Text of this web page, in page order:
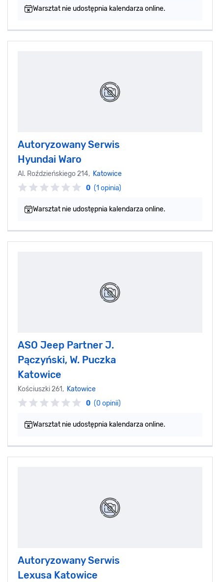
Warsztat nie udostępnia kalendarza online.
Autoryzowany Serwis
Hyundai Waro
Al. Roździeńskiego 214, Katowice
0 (1 opinia)
Warsztat nie udostępnia kalendarza online.
ASO Jeep Partner J.
Pączyński, W. Puczka
Katowice
Kościuszki 261, Katowice
0 (0 opinii)
Warsztat nie udostępnia kalendarza online.
Autoryzowany Serwis
Lexusa Katowice